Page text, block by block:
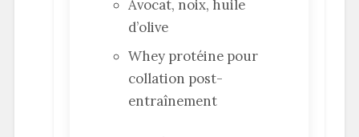
Avocat, noix, huile
d’olive
Whey protéine pour
collation post-
entraînement